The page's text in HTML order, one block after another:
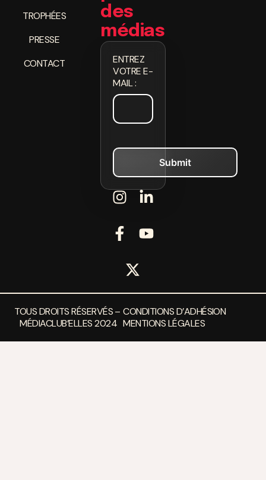
TROPHÉES
PRESSE
CONTACT
des
médias
ENTREZ
VOTRE E-
MAIL :
TOUS DROITS RÉSERVÉS –
MÉDIACLUB’ELLES 2024
CONDITIONS D’ADHÉSION
MENTIONS LÉGALES